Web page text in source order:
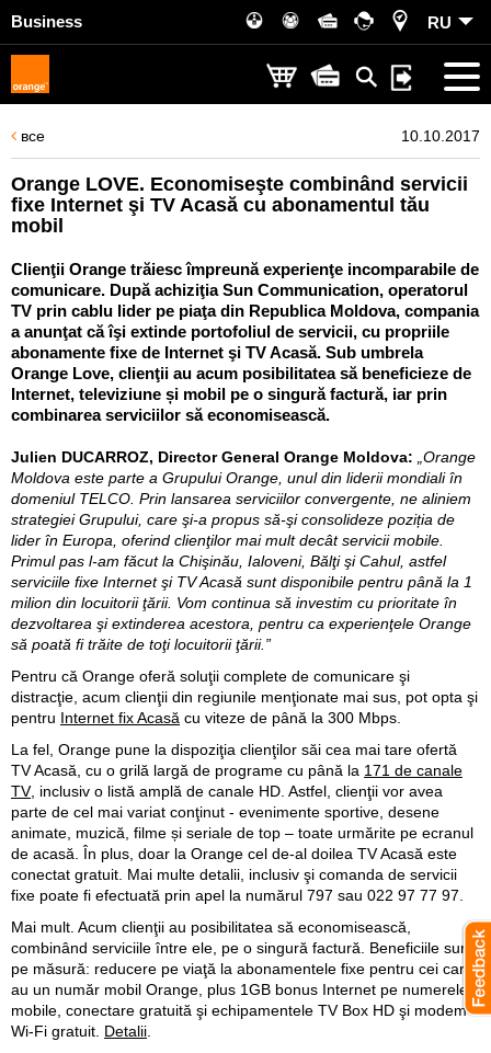
Business RU
все 10.10.2017
Orange LOVE. Economiseşte combinând servicii
fixe Internet şi TV Acasă cu abonamentul tău
mobil
Clienţii Orange trăiesc împreună experienţe incomparabile de
comunicare. După achiziţia Sun Communication, operatorul
TV prin cablu lider pe piaţa din Republica Moldova, compania
a anunţat că îşi extinde portofoliul de servicii, cu propriile
abonamente fixe de Internet şi TV Acasă. Sub umbrela
Orange Love, clienţii au acum posibilitatea să beneficieze de
Internet, televiziune și mobil pe o singură factură, iar prin
combinarea serviciilor să economisească.
Julien DUCARROZ, Director General Orange Moldova:
„Orange
Moldova este parte a Grupului Orange, unul din liderii mondiali în
domeniul TELCO. Prin lansarea serviciilor convergente, ne aliniem
strategiei Grupului, care şi-a propus să-şi consolideze poziția de
lider în Europa, oferind clienţilor mai mult decât servicii mobile.
Primul pas l-am făcut la Chişinău, Ialoveni, Bălţi şi Cahul, astfel
serviciile fixe Internet şi TV Acasă sunt disponibile pentru până la 1
milion din locuitorii ţării. Vom continua să investim cu prioritate în
dezvoltarea şi extinderea acestora, pentru ca experienţele Orange
să poată fi trăite de toţi locuitorii ţării.”
Pentru că Orange oferă soluţii complete de comunicare şi
distracţie, acum clienţii din regiunile menţionate mai sus, pot opta şi
pentru Internet fix Acasă cu viteze de până la 300 Mbps.
La fel, Orange pune la dispoziţia clienţilor săi cea mai tare ofertă
TV Acasă, cu o grilă largă de programe cu până la 171 de canale
TV, inclusiv o listă amplă de canale HD. Astfel, clienţii vor avea
parte de cel mai variat conţinut - evenimente sportive, desene
animate, muzică, filme și seriale de top – toate urmărite pe ecranul
de acasă. În plus, doar la Orange cel de-al doilea TV Acasă este
conectat gratuit. Mai multe detalii, inclusiv şi comanda de servicii
fixe poate fi efectuată prin apel la numărul 797 sau 022 97 77 97.
Mai mult. Acum clienţii au posibilitatea să economisească,
combinând serviciile între ele, pe o singură factură. Beneficiile sunt
pe măsură: reducere pe viaţă la abonamentele fixe pentru cei care
au un număr mobil Orange, plus 1GB bonus Internet pe numerele
mobile, conectare gratuită şi echipamentele TV Box HD şi modem
Wi-Fi gratuit. Detalii